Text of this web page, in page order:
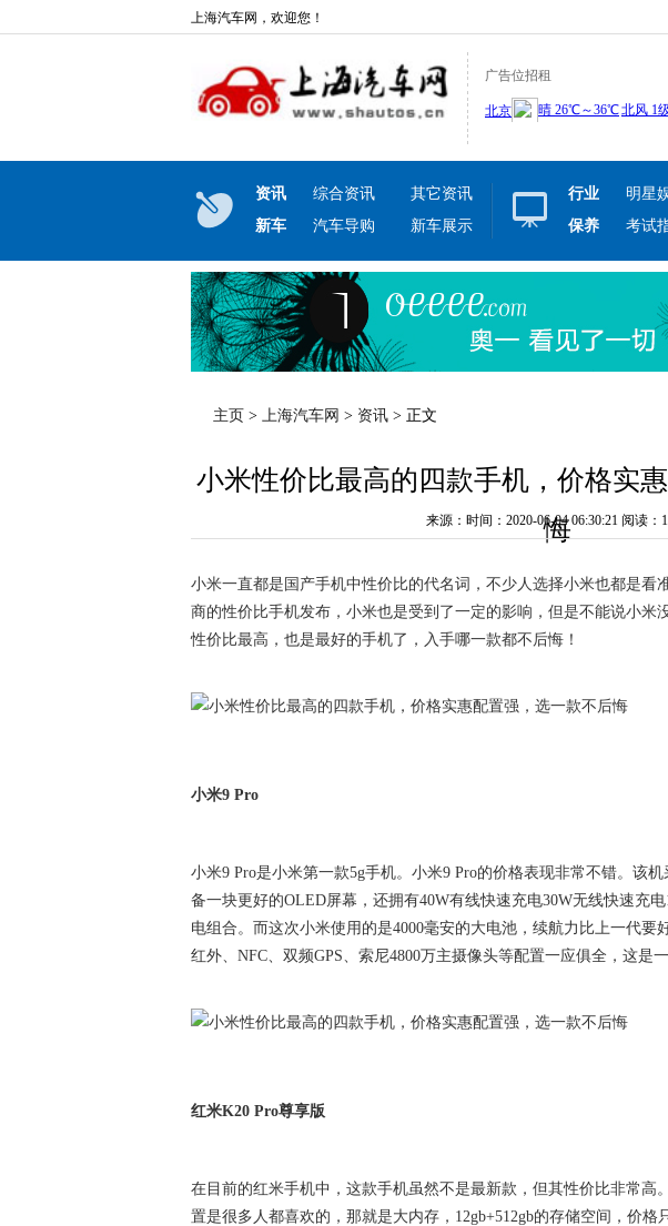
上海汽车网，欢迎您！
广告位招租
资讯 综合资讯
其它资讯
新车
汽车导购 新车展示
行业 明星
保养
考试
主页 > 上海汽车网 > 资讯 > 正文
小米性价比最高的四款手机，价格实
悔
来源：时间：2020-06-04 06:30:21 阅读：
小米一直都是国产手机中性价比的代名词，不少人选择小米也都是看
商的性价比手机发布，小米也是受到了一定的影响，但是不能说小米
性价比最高，也是最好的手机了，入手哪一款都不后悔！
小米9 Pro
小米9 Pro是小米第一款5g手机。小米9 Pro的价格表现非常不错。该
备一块更好的OLED屏幕，还拥有40W有线快速充电30W无线快速充
电组合。而这次小米使用的是4000毫安的大电池，续航力比上一代要
红外、NFC、双频GPS、索尼4800万主摄像头等配置一应俱全，这是
红米K20 Pro尊享版
在目前的红米手机中，这款手机虽然不是最新款，但其性价比非常高
置是很多人都喜欢的，那就是大内存，12gb+512gb的存储空间，价格